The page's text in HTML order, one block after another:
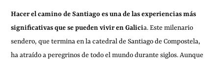
Hacer el camino de Santiago es una de las experiencias más
significativas que se pueden vivir en Galicia. Este milenario
sendero, que termina en la catedral de Santiago de Compostela,
ha atraído a peregrinos de todo el mundo durante siglos. Aunque